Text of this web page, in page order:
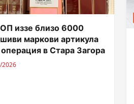
иззе близо 6000
маркови артикула
в Стара Загора
2026